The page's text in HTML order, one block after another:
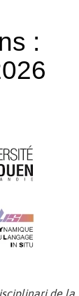
:
de la